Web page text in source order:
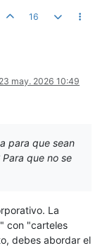
16
23 may. 2026 10:49
para que sean
que no se
La
con "carteles
debes abordar el